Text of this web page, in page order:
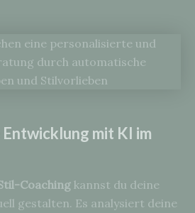
mit KI im
Coaching kannst du deine
gestalten. Es analysiert deine